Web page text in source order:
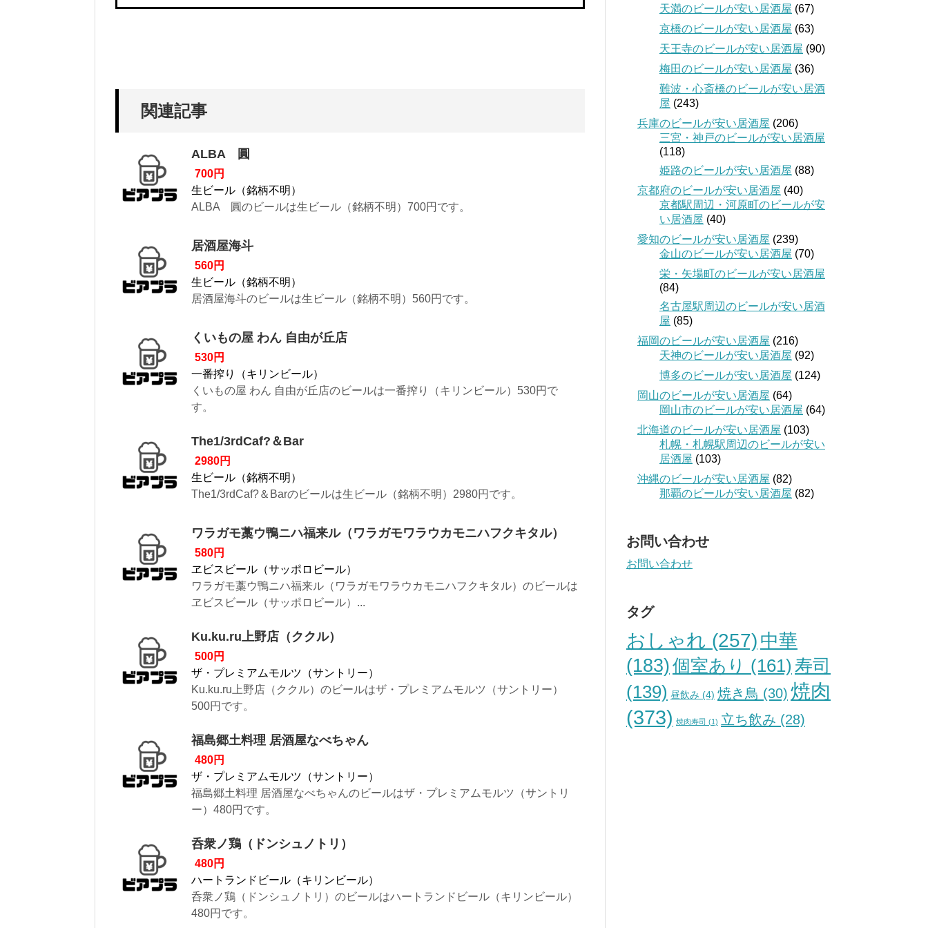
関連記事
ALBA 圓
700円
生ビール（銘柄不明）
ALBA 圓のビールは生ビール（銘柄不明）700円です。
居酒屋海斗
560円
生ビール（銘柄不明）
居酒屋海斗のビールは生ビール（銘柄不明）560円です。
くいもの屋 わん 自由が丘店
530円
一番搾り（キリンビール）
くいもの屋 わん 自由が丘店のビールは一番搾り（キリンビール）530円で
す。
The1/3rdCaf?＆Bar
2980円
生ビール（銘柄不明）
The1/3rdCaf?＆Barのビールは生ビール（銘柄不明）2980円です。
ワラガモ藁ウ鴨ニハ福来ル（ワラガモワラウカモニハフクキタル）
580円
ヱビスビール（サッポロビール）
ワラガモ藁ウ鴨ニハ福来ル（ワラガモワラウカモニハフクキタル）のビールは
ヱビスビール（サッポロビール）...
Ku.ku.ru上野店（ククル）
500円
ザ・プレミアムモルツ（サントリー）
Ku.ku.ru上野店（ククル）のビールはザ・プレミアムモルツ（サントリー）
500円です。
福島郷土料理 居酒屋なべちゃん
480円
ザ・プレミアムモルツ（サントリー）
福島郷土料理 居酒屋なべちゃんのビールはザ・プレミアムモルツ（サントリ
ー）480円です。
呑衆ノ鶏（ドンシュノトリ）
480円
ハートランドビール（キリンビール）
呑衆ノ鶏（ドンシュノトリ）のビールはハートランドビール（キリンビール）
480円です。
天満のビールが安い居酒屋 (67)
京橋のビールが安い居酒屋 (63)
天王寺のビールが安い居酒屋 (90)
梅田のビールが安い居酒屋 (36)
難波・心斎橋のビールが安い居酒
屋 (243)
兵庫のビールが安い居酒屋 (206)
三宮・神戸のビールが安い居酒屋
(118)
姫路のビールが安い居酒屋 (88)
京都府のビールが安い居酒屋 (40)
京都駅周辺・河原町のビールが安
い居酒屋 (40)
愛知のビールが安い居酒屋 (239)
金山のビールが安い居酒屋 (70)
栄・矢場町のビールが安い居酒屋
(84)
名古屋駅周辺のビールが安い居酒
屋 (85)
福岡のビールが安い居酒屋 (216)
天神のビールが安い居酒屋 (92)
博多のビールが安い居酒屋 (124)
岡山のビールが安い居酒屋 (64)
岡山市のビールが安い居酒屋 (64)
北海道のビールが安い居酒屋 (103)
札幌・札幌駅周辺のビールが安い
居酒屋 (103)
沖縄のビールが安い居酒屋 (82)
那覇のビールが安い居酒屋 (82)
お問い合わせ
お問い合わせ
タグ
おしゃれ (257) 中華
(183)個室あり (161) 寿司
(139) 昼飲み (4) 焼き鳥 (30) 焼肉
(373) 焼肉寿司 (1) 立ち飲み (28)